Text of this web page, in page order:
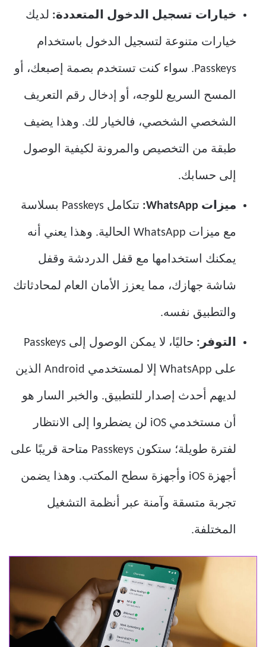
خيارات تسجيل الدخول المتعددة: لديك
خيارات متنوعة لتسجيل الدخول باستخدام
Passkeys. سواء كنت تستخدم بصمة إصبعك، أو
المسح السريع للوجه، أو إدخال رقم التعريف
الشخصي الشخصي، فالخيار لك. وهذا يضيف
طبقة من التخصيص والمرونة لكيفية الوصول
إلى حسابك.
ميزات WhatsApp: تتكامل Passkeys بسلاسة
مع ميزات WhatsApp الحالية. وهذا يعني أنه
يمكنك استخدامها مع قفل الدردشة وقفل
شاشة جهازك، مما يعزز الأمان العام لمحادثاتك
والتطبيق نفسه.
التوفر: حاليًا، لا يمكن الوصول إلى Passkeys
على WhatsApp إلا لمستخدمي Android الذين
لديهم أحدث إصدار للتطبيق. والخبر السار هو
أن مستخدمي iOS لن يضطروا إلى الانتظار
لفترة طويلة؛ ستكون Passkeys متاحة قريبًا على
أجهزة iOS وأجهزة سطح المكتب. وهذا يضمن
تجربة متسقة وآمنة عبر أنظمة التشغيل
المختلفة.